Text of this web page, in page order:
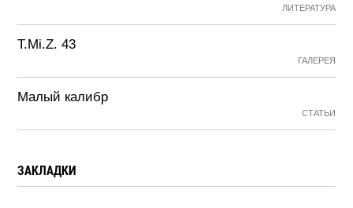
ЛИТЕРАТУРА
T.Mi.Z. 43
ГАЛЕРЕЯ
Малый калибр
СТАТЬИ
ЗАКЛАДКИ